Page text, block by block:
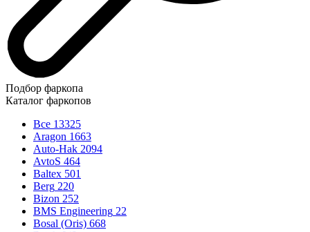
Подбор фаркопа
Каталог фаркопов
Все 13325
Aragon 1663
Auto-Hak 2094
AvtoS 464
Baltex 501
Berg 220
Bizon 252
BMS Engineering 22
Bosal (Oris) 668